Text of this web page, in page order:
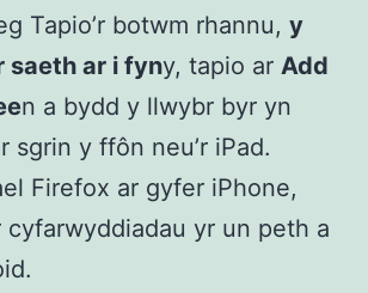
Tapio’r botwm rhannu, y
saeth ar i fyny, tapio ar Add
n a bydd y llwybr byr yn
sgrin y ffôn neu’r iPad.
Firefox ar gyfer iPhone,
cyfarwyddiadau yr un peth a